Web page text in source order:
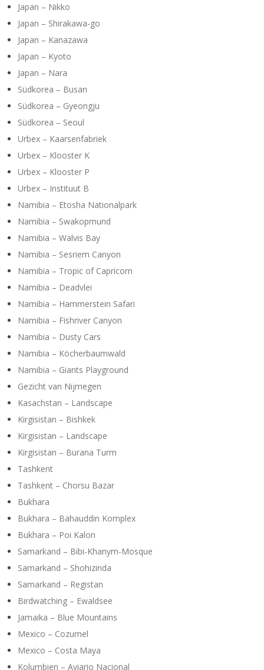
Japan – Nikko
Japan – Shirakawa-go
Japan – Kanazawa
Japan – Kyoto
Japan – Nara
Südkorea – Busan
Südkorea – Gyeongju
Südkorea – Seoul
Urbex – Kaarsenfabriek
Urbex – Klooster K
Urbex – Klooster P
Urbex – Instituut B
Namibia – Etosha Nationalpark
Namibia – Swakopmund
Namibia – Walvis Bay
Namibia – Sesriem Canyon
Namibia – Tropic of Capricorn
Namibia – Deadvlei
Namibia – Hammerstein Safari
Namibia – Fishriver Canyon
Namibia – Dusty Cars
Namibia – Köcherbaumwald
Namibia – Giants Playground
Gezicht van Nijmegen
Kasachstan – Landscape
Kirgisistan – Bishkek
Kirgisistan – Landscape
Kirgisistan – Burana Turm
Tashkent
Tashkent – Chorsu Bazar
Bukhara
Bukhara – Bahauddin Komplex
Bukhara – Poi Kalon
Samarkand – Bibi-Khanym-Mosque
Samarkand – Shohizinda
Samarkand – Registan
Birdwatching – Ewaldsee
Jamaika – Blue Mountains
Mexico – Cozumel
Mexico – Costa Maya
Kolumbien – Aviario Nacional